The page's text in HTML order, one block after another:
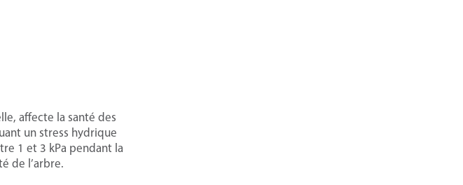
affecte la santé des
un stress hydrique
1 et 3 kPa pendant la
de l’arbre.